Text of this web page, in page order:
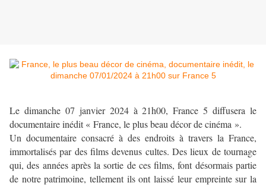
Le dimanche 07 janvier 2024 à 21h00, France 5 diffusera le
documentaire inédit « France, le plus beau décor de cinéma ».
Un documentaire consacré à des endroits à travers la France,
immortalisés par des films devenus cultes. Des lieux de tournage
qui, des années après la sortie de ces films, font désormais partie
de notre patrimoine, tellement ils ont laissé leur empreinte sur la